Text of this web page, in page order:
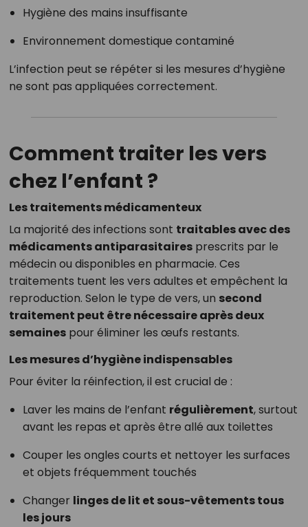
Hygiène des mains insuffisante
Environnement domestique contaminé
L’infection peut se répéter si les mesures d’hygiène
ne sont pas appliquées correctement.
Comment traiter les vers
chez l’enfant ?
Les traitements médicamenteux
La majorité des infections sont traitables avec des
médicaments antiparasitairesprescrits par le
médecin ou disponibles en pharmacie. Ces
traitements tuent les vers adultes et empêchent la
reproduction. Selon le type de vers, un second
traitement peut être nécessaire après deux
semainespour éliminer les œufs restants.
Les mesures d’hygiène indispensables
Pour éviter la réinfection, il est crucial de :
Laver les mains de l’enfant régulièrement, surtout
avant les repas et après être allé aux toilettes
Couper les ongles courts et nettoyer les surfaces
et objets fréquemment touchés
Changer linges de lit et sous-vêtements tous
les jours